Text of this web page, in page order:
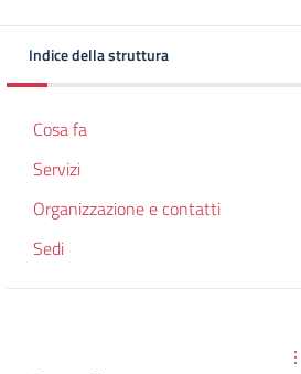
Indice della struttura
Cosa fa
Servizi
Organizzazione e contatti
Sedi